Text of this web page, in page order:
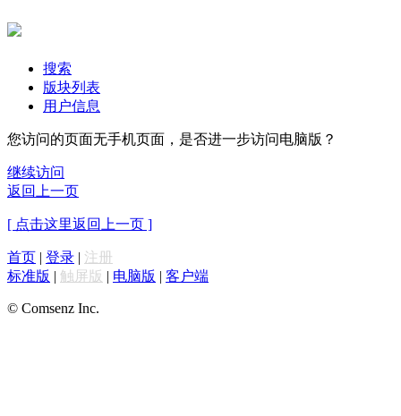
搜索
版块列表
用户信息
您访问的页面无手机页面，是否进一步访问电脑版？
继续访问
返回上一页
[ 点击这里返回上一页 ]
首页 | 登录 | 注册
标准版 | 触屏版 | 电脑版 | 客户端
© Comsenz Inc.